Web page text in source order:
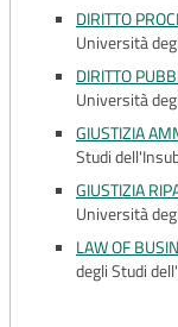
DIRITTO
Università
DIRITTO
Università
GIUSTIZIA
Studi
GIUSTIZIA
Università
LAW OF
degli Studi